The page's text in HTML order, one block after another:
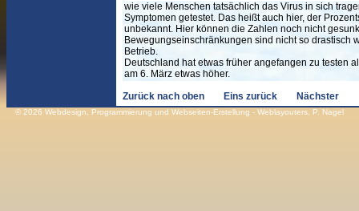
wie viele Menschen tatsächlich das Virus in sich
Symptomen getestet. Das heißt auch hier, der
unbekannt. Hier können die Zahlen noch nicht
Bewegungseinschränkungen sind nicht so drastisch
Betrieb.
Deutschland hat etwas früher angefangen zu testen
am 6. März etwas höher.
Zurück nach oben
Eins zurück Nächster
© 2026 Webdesign Programmierung und Webseiten-Erstellung - Weblayouters, P. Nagel